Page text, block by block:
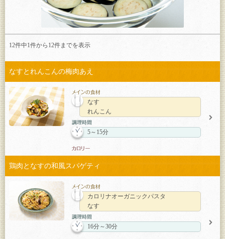
12件中1件から 12件までを表示
なすとれんこんの梅肉あえ
なす
れんこん
5～15分
鶏肉となすの和風スパゲティ
カロリナオーガニックパスタ
なす
16分～30分